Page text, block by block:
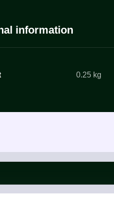
information
0.25 kg